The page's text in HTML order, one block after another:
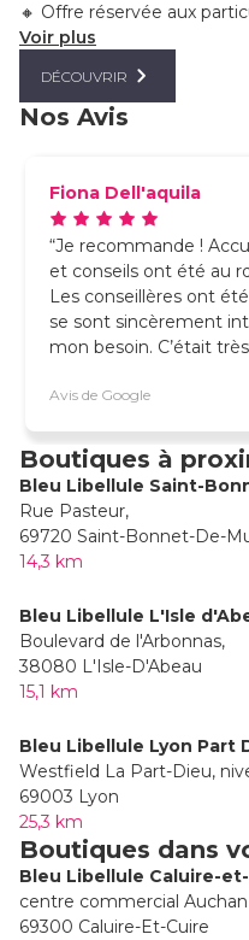
🔸 Offre réservée aux
Voir plus
DÉCOUVRIR
Nos Avis
Fiona Dell'aquila
Avis de Google
Je recommande !
et conseils ont été au
Les conseillères ont
se sont sincèrement
mon besoin. C’était
Boutiques à
Bleu Libellule Saint-
Rue Pasteur,
69720 Saint-Bonnet-De-
14,3 km
Bleu Libellule L'Isle
Boulevard de l'Arbonnas,
38080 L'Isle-D'Abeau
15,1 km
Bleu Libellule Lyon Part
Westfield La Part-Dieu,
69003 Lyon
25,3 km
Boutiques dans
Bleu Libellule Caluire-
centre commercial Auchan
69300 Caluire-Et-Cuire